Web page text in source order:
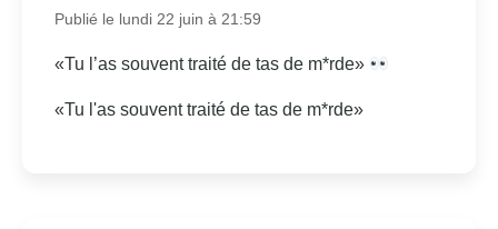
Publié le lundi 22 juin à 21:59
«Tu l’as souvent traité de tas de m*rde»
«Tu l'as souvent traité de tas de m*rde»